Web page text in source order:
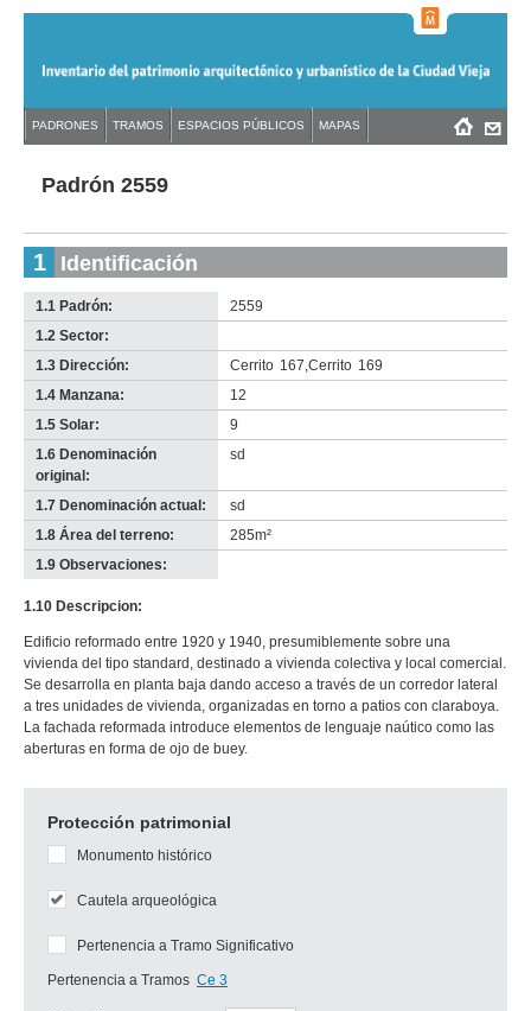
navigation
Back
topPadrón 2559
1 Identificación
1.1 Padrón:
2559
1.2 Sector:
no
info-
1.3 Dirección: Cerrito 167,Cerrito 169
1.4 Manzana:
12
1.5 Solar:
9
1.6 Denominación
original:
sd
1.7 Denominación actual:
sd
1.8 Área del terreno:
285m²
1.9 Observaciones:
1.10 Descripcion:
Edificio reformado entre 1920 y 1940, presumiblemente sobre una
vivienda del tipo standard, destinado a vivienda colectiva y local comercial.
Se desarrolla en planta baja dando acceso a través de un corredor lateral
a tres unidades de vivienda, organizadas en torno a patios con claraboya.
La fachada reformada introduce elementos de lenguaje naútico como las
aberturas en forma de ojo de buey.
Protección patrimonial
Monumento histórico
Cautela arqueológica
Pertenencia a Tramo Significativo
Pertenencia a Tramos Ce 3
Back
to Menú
PADRONES TRAMOS ESPACIOS PÚBLICOS MAPAS